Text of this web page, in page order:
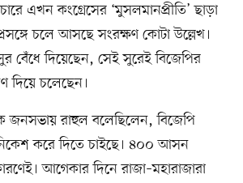
এখন কংগ্রেসের ‘মুসলমানপ্রীতি’ ছাড়া
চলে আসছে সংরক্ষণ কোটা উল্লেখ।
সুর বেঁধে দিয়েছেন, সেই সুরেই বিজেপির
দিয়ে চলেছেন।
রাহুল বলেছিলেন, বিজেপি
করে দিতে চাইছে। ৪০০ আসন
আগেকার দিনে রাজা–মহারাজারা